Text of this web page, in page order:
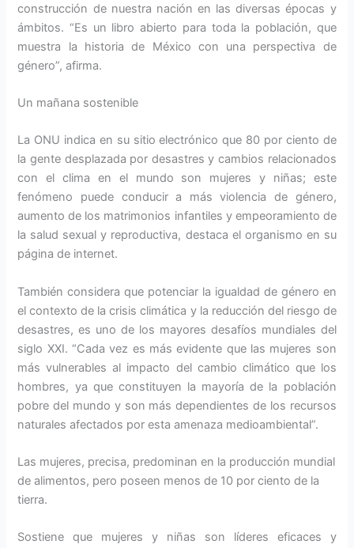
construcción de nuestra nación en las diversas épocas y
ámbitos. “Es un libro abierto para toda la población, que
muestra la historia de México con una perspectiva de
género”, afirma.
Un mañana sostenible
La ONU indica en su sitio electrónico que 80 por ciento de
la gente desplazada por desastres y cambios relacionados
con el clima en el mundo son mujeres y niñas; este
fenómeno puede conducir a más violencia de género,
aumento de los matrimonios infantiles y empeoramiento de
la salud sexual y reproductiva, destaca el organismo en su
página de internet.
También considera que potenciar la igualdad de género en
el contexto de la crisis climática y la reducción del riesgo de
desastres, es uno de los mayores desafíos mundiales del
siglo XXI. “Cada vez es más evidente que las mujeres son
más vulnerables al impacto del cambio climático que los
hombres, ya que constituyen la mayoría de la población
pobre del mundo y son más dependientes de los recursos
naturales afectados por esta amenaza medioambiental”.
Las mujeres, precisa, predominan en la producción mundial
de alimentos, pero poseen menos de 10 por ciento de la
tierra.
Sostiene que mujeres y niñas son líderes eficaces y